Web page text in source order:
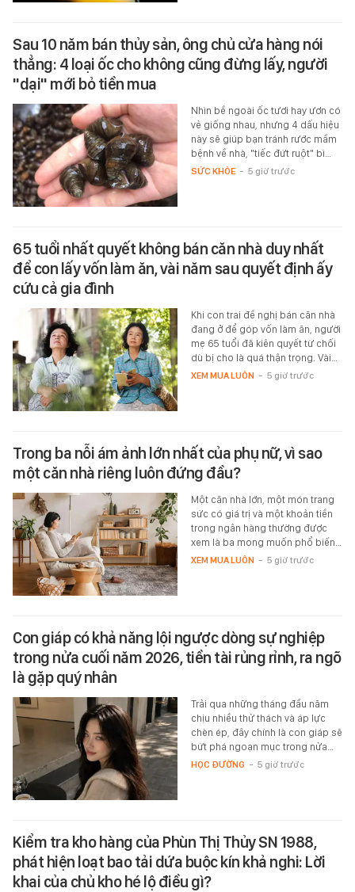
Sau 10 năm bán thủy sản, ông chủ cửa hàng nói
thẳng: 4 loại ốc cho không cũng đừng lấy, người
"dại" mới bỏ tiền mua
Nhìn bề ngoài ốc tươi hay ươn có
vẻ giống nhau, nhưng 4 dấu hiệu
này sẽ giúp bạn tránh rước mầm
bệnh về nhà, "tiếc đứt ruột" bì…
SỨC KHỎE - 5 giờ trước
65 tuổi nhất quyết không bán căn nhà duy nhất
để con lấy vốn làm ăn, vài năm sau quyết định ấy
cứu cả gia đình
Khi con trai đề nghị bán căn nhà
đang ở để góp vốn làm ăn, người
mẹ 65 tuổi đã kiên quyết từ chối
dù bị cho là quá thận trọng. Vài…
XEM MUA LUÔN - 5 giờ trước
Trong ba nỗi ám ảnh lớn nhất của phụ nữ, vì sao
một căn nhà riêng luôn đứng đầu?
Một căn nhà lớn, một món trang
sức có giá trị và một khoản tiền
trong ngân hàng thường được
xem là ba mong muốn phổ biến…
XEM MUA LUÔN - 5 giờ trước
Con giáp có khả năng lội ngược dòng sự nghiệp
trong nửa cuối năm 2026, tiền tài rủng rỉnh, ra ngõ
là gặp quý nhân
Trải qua những tháng đầu năm
chịu nhiều thử thách và áp lực
chèn ép, đây chính là con giáp sẽ
bứt phá ngoạn mục trong nửa…
HỌC ĐƯỜNG - 5 giờ trước
Kiểm tra kho hàng của Phùn Thị Thủy SN 1988,
phát hiện loạt bao tải dứa buộc kín khả nghi: Lời
khai của chủ kho hé lộ điều gì?